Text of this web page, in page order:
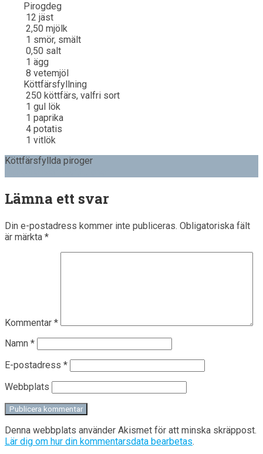
Pirogdeg
12 jäst
2,50 mjölk
1 smör, smält
0,50 salt
1 ägg
8 vetemjöl
Köttfärsfyllning
250 köttfärs, valfri sort
1 gul lök
1 paprika
4 potatis
1 vitlök
Köttfärsfyllda piroger
Lämna ett svar
Din e-postadress kommer inte publiceras. Obligatoriska fält
är märkta *
Kommentar *
Namn *
E-postadress *
Webbplats
Denna webbplats använder Akismet för att minska skräppost.
Lär dig om hur din kommentarsdata bearbetas.